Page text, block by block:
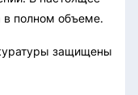
в полном объеме.
защищены